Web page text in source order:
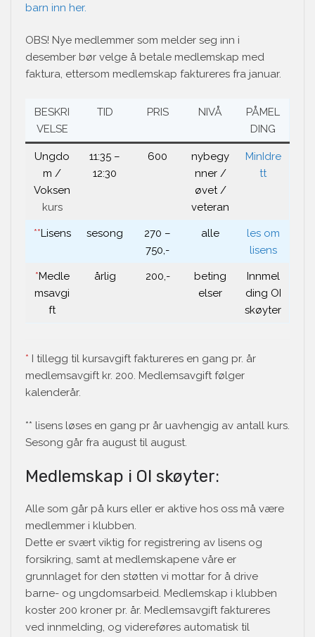
barn inn her.
OBS! Nye medlemmer som melder seg inn i
desember bør velge å betale medlemskap med
faktura, ettersom medlemskap faktureres fra januar.
BESKRI
VELSE
TID PRIS NIVÅ
PÅMEL
DING
Ungdo
m /
Voksen
kurs
11:35 –
12:30
600
nybegy
nner /
øvet /
veteran
MinIdre
tt
**Lisens sesong
270 –
750,-
alle
les om
lisens
*Medle
msavgi
ft
årlig 200,-
beting
elser
Innmel
ding OI
skøyter
* I tillegg til kursavgift faktureres en gang pr. år
medlemsavgift kr. 200. Medlemsavgift følger
kalenderår.
** lisens løses en gang pr år uavhengig av antall kurs.
Sesong går fra august til august.
Medlemskap i OI skøyter:
Alle som går på kurs eller er aktive hos oss må være
medlemmer i klubben.
Dette er svært viktig for registrering av lisens og
forsikring, samt at medlemskapene våre er
grunnlaget for den støtten vi mottar for å drive
barne- og ungdomsarbeid. Medlemskap i klubben
koster 200 kroner pr. år. Medlemsavgift faktureres
ved innmelding, og videreføres automatisk til